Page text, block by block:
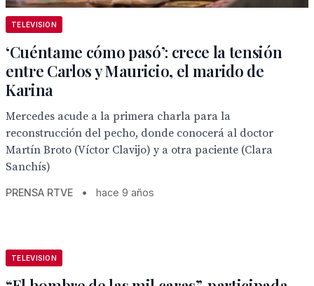
TELEVISION
‘Cuéntame cómo pasó’: crece la tensión
entre Carlos y Mauricio, el marido de
Karina
Mercedes acude a la primera charla para la
reconstrucción del pecho, donde conocerá al doctor
Martín Broto (Víctor Clavijo) y a otra paciente (Clara
Sanchís)
PRENSA RTVE • hace 9 años
TELEVISION